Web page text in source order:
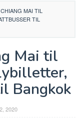
MAI TIL
TIL
Mai til
Bangkok
2020